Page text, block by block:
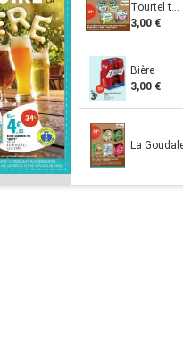
Tourtel t...
3,00 €
Bière
3,00 €
La